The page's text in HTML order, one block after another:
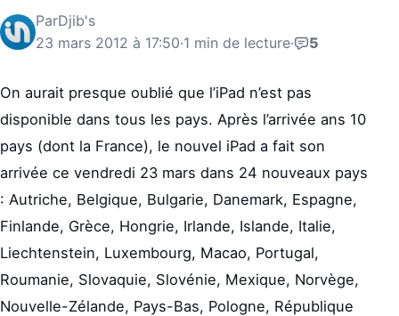
ParDjib's
23 mars 2012 à 17:50·1 min de lecture· 5
On aurait presque oublié que l’iPad n’est pas
disponible dans tous les pays. Après l’arrivée ans 10
pays (dont la France), le nouvel iPad a fait son
arrivée ce vendredi 23 mars dans 24 nouveaux pays
: Autriche, Belgique, Bulgarie, Danemark, Espagne,
Finlande, Grèce, Hongrie, Irlande, Islande, Italie,
Liechtenstein, Luxembourg, Macao, Portugal,
Roumanie, Slovaquie, Slovénie, Mexique, Norvège,
Nouvelle-Zélande, Pays-Bas, Pologne, République